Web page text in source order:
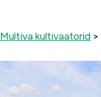
Multiva kultivaatorid >